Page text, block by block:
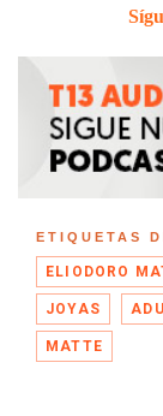
ETIQUETAS
ELIODORO
JOYAS
MATTE